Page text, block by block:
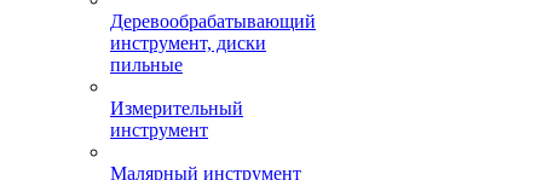
Деревообрабатывающий
инструмент, диски
пильные
Измерительный
инструмент
Малярный инструмент